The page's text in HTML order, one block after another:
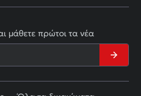
μάθετε πρώτοι τα νέα